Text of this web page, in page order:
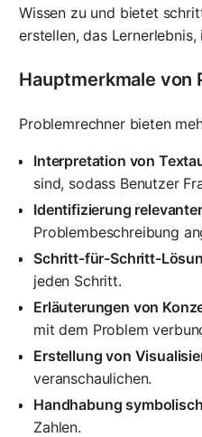
Wissen zu und bietet
erstellen, das
Hauptmerkmale von
Problemrechner bieten
Interpretation von
sind, sodass Benutzer
Identifizierung
Problembeschreibung
Schritt-für-Schritt-
jeden Schritt.
Erläuterungen von
mit dem Problem
Erstellung von
veranschaulichen.
Handhabung
Zahlen.